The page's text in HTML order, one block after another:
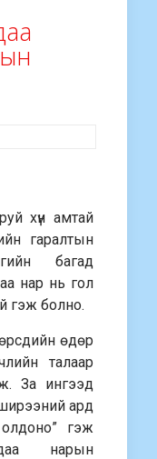
хүн амтай
гаралтын
багад
нар нь гол
гэж болно.
өдөр
талаар
За ингээд
ард
гэж
нарын